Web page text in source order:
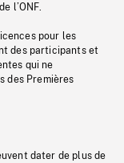
l’ONF.
pour les
des participants et
qui ne
des Premières
dater de plus de